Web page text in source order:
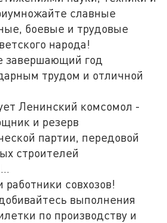
славные
боевые и трудовые
народа!
завершающий год
трудом и отличной
Ленинский комсомол -
и резерв
партии, передовой
строителей
работники совхозов!
выполнения
по производству и